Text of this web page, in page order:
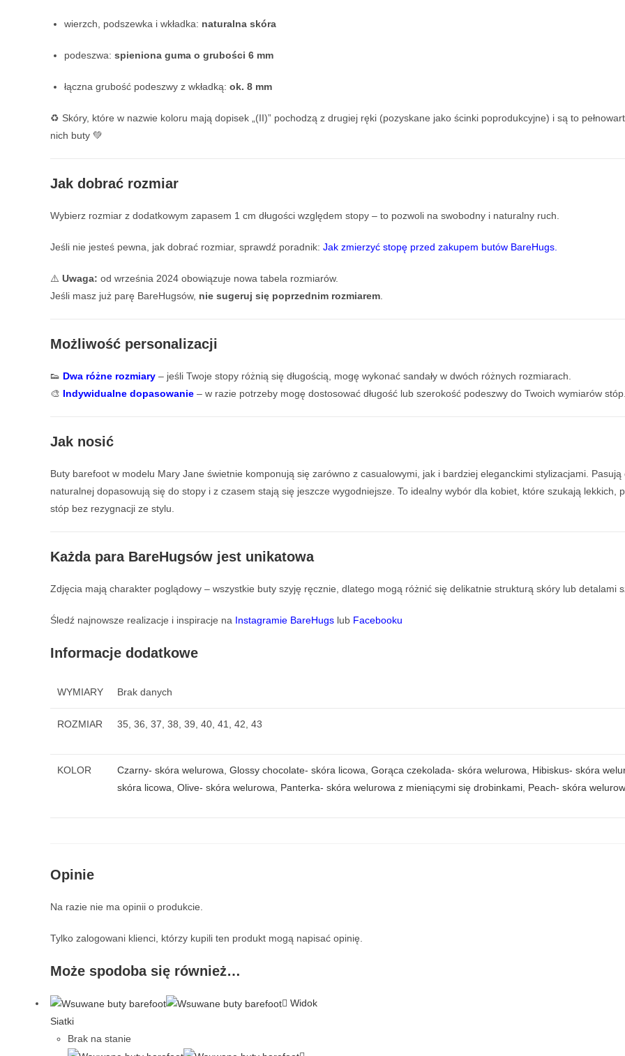
wierzch, podszewka i wkładka: naturalna skóra
podeszwa: spieniona guma o grubości 6 mm
łączna grubość podeszwy z wkładką: ok. 8 mm
♻️ Skóry, które w nazwie koloru mają dopisek „(II)” pochodzą z drugiej ręki (pozyskane jako ścinki poprodukcyjne) i są to
nich buty 💚
Jak dobrać rozmiar
Wybierz rozmiar z dodatkowym zapasem 1 cm długości względem stopy – to pozwoli na swobodny i naturalny ruch.
Jeśli nie jesteś pewna, jak dobrać rozmiar, sprawdź poradnik: Jak zmierzyć stopę przed zakupem butów BareHugs
⚠️ Uwaga: od września 2024 obowiązuje nowa tabela rozmiarów.
Jeśli masz już parę BareHugsów, nie sugeruj się poprzednim rozmiarem
Możliwość personalizacji
👟 Dwa różne rozmiary – jeśli Twoje stopy różnią się długością, mogę wykonać sandały w dwóch różnych rozmiarach.
🎨 Indywidualne dopasowanie – w razie potrzeby mogę dostosować długość lub szerokość podeszwy do Twoich wymiarów
Jak nosić
Buty barefoot w modelu Mary Jane świetnie komponują się zarówno z casualowymi, jak i bardziej eleganckimi stylizacjami.
naturalnej dopasowują się do stopy i z czasem stają się jeszcze wygodniejsze. To idealny wybór dla kobiet, które szukają
stóp bez rezygnacji ze stylu.
Każda para BareHugsów jest unikatowa
Zdjęcia mają charakter poglądowy – wszystkie buty szyję ręcznie, dlatego mogą różnić się delikatnie strukturą skóry lub detalami
Śledź najnowsze realizacje i inspiracje na Instagramie BareHugs lub Facebooku
Informacje dodatkowe
WYMIARY Brak danych
ROZMIAR 35, 36, 37, 38, 39, 40, 41, 42, 43
KOLOR Czarny- skóra welurowa Glossy chocolate- skóra licowa Gorąca czekolada- skóra welurowa
Hibiskus- skóra
skóra licowa Olive- skóra welurowa Panterka- skóra welurowa z mieniącymi się drobinkami Peach- skóra
Opinie
Na razie nie ma opinii o produkcie.
Tylko zalogowani klienci, którzy kupili ten produkt mogą napisać opinię.
Może spodoba się również…
Widok
Siatki
Brak na stanie